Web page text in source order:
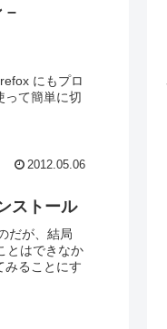
–
にもプロ
って簡単に切
2012.05.06
ストール
だが、結局
とはできなか
みることにす